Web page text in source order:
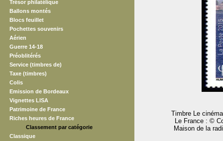
Trésor philatélique
Ballons montés
Blocs feuillet
Pochettes souvenirs
Aérien
Guerre 14-18
Préoblitérés
Service (timbres de)
Taxe (timbres)
Colis
Emission de Bordeaux
Vignettes LISA
Patrimoine de France
Riches heures de France
Classement par catégorie
Classique
Timbre Le
Le France : ©
Maison de la